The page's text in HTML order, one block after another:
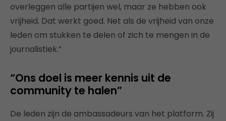
overleggen alle partijen wel, maar ze hebben ook
vrijheid. Dat werkt goed. Net als de vrijheid van onze
leden om stukken te delen of zich te mengen in de
journalistiek.”
“Ons doel is meer kennis uit de
community te halen”
De leden zijn de ambassadeurs van het platform. Zij